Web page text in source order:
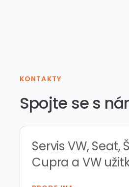
KONTAKTY
Spojte se s
Servis VW, Seat,
Cupra a VW